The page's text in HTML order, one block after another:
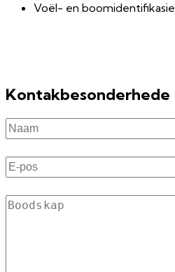
Voël- en boomidentifikasie
Kontakbesonderhede